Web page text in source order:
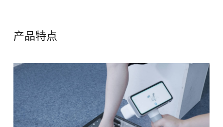
产品特点